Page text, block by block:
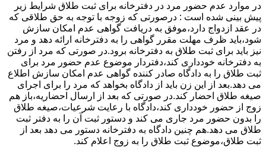
در موارد عدم حضور مرد در دفترخانه برای ثبت طلاق شرایط زیر
پیش بینی شده است : درصورتی که زوجه با توجه به حق طلاقی که
در عقد ازدواج دارد،موفق به دریافت گواهی عدم امکان سازش
شود،باید ظرف مهلت مقرر گواهی را به دفترخانه ارائه دهد و مرد
نیز باید برای ثبت طلاق به دفترخانه برود.در صورتی که مرد از رفتن
به دفترخانه خودداری کند،دفتردار موضوع عدم حضور مرد برای
ثبت طلاق را به دادگاه صادر کننده گواهی عدم امکان سازش اطلاع
می دهد.بعد از این زن باید از دادگاه بخواهد که مرد را برای اجرای
صیغه طلاق احضار کند.در صورتی که بعد از ارسال احضاریه،باز هم
زوج از حضور خودداری کند،دادگاه با رعایت شرعیات،صیغه طلاق
را بدون حضور مرد جاری می کند و دستور ثبت آن را به دفتر ثبت
طلاق می دهد.هم چنین دادگاه به دفترخانه دستور می دهد بعد از
ثبت طلاق،موضوع ثبت طلاق را به زوج اعلام کند.